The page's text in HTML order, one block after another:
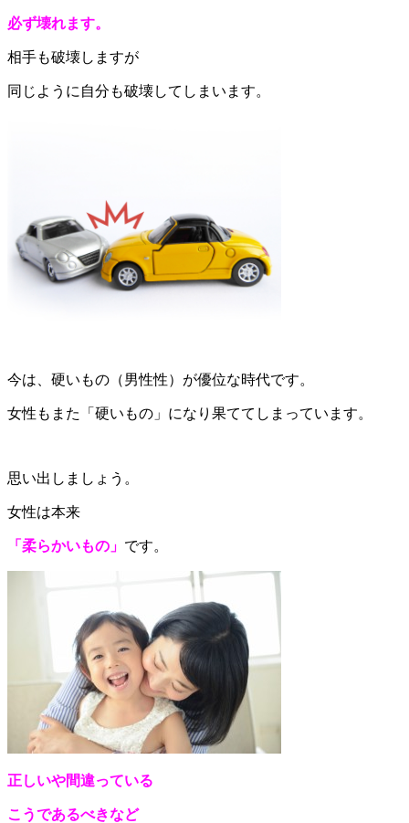
必ず壊れます。
相手も破壊しますが
同じように自分も破壊してしまいます。
今は、硬いもの（男性性）が優位な時代です。
女性もまた「硬いもの」になり果ててしまっています。
思い出しましょう。
女性は本来
「柔らかいもの」 です。
正しいや間違っている
こうであるべきなど